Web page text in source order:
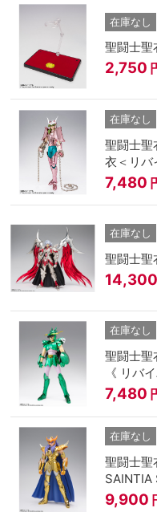
在庫なし
聖闘士聖
2,750
在庫なし
聖闘士聖
衣＜リバ
7,480
在庫なし
聖闘士聖
14,300
在庫なし
聖闘士聖
《 リバ
7,480
在庫なし
聖闘士聖
SAINTIA
9,900